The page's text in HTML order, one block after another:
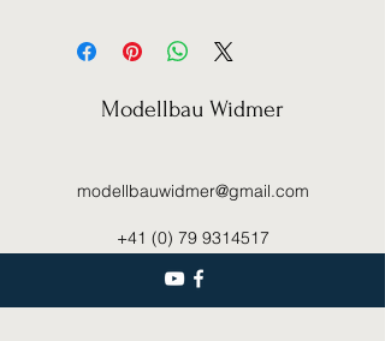
Modellbau Widmer
modellbauwidmer@gmail.com
+41 (0) 79 9314517